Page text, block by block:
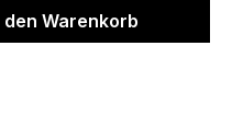
den
den Warenkorb